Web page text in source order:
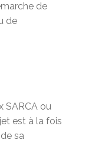
de
de
SARCA ou
est à la fois
sa